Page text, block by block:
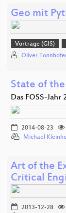
Geo mit
Vorträge (GIS)
Oliver
State of
Das FOSS-Jahr
2014-08-23
Michael
Art of the
Critical
2013-12-28